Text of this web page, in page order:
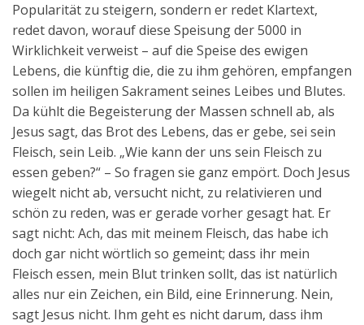
Popularität zu steigern, sondern er redet Klartext,
redet davon, worauf diese Speisung der 5000 in
Wirklichkeit verweist – auf die Speise des ewigen
Lebens, die künftig die, die zu ihm gehören, empfangen
sollen im heiligen Sakrament seines Leibes und Blutes.
Da kühlt die Begeisterung der Massen schnell ab, als
Jesus sagt, das Brot des Lebens, das er gebe, sei sein
Fleisch, sein Leib. „Wie kann der uns sein Fleisch zu
essen geben?“ – So fragen sie ganz empört. Doch Jesus
wiegelt nicht ab, versucht nicht, zu relativieren und
schön zu reden, was er gerade vorher gesagt hat. Er
sagt nicht: Ach, das mit meinem Fleisch, das habe ich
doch gar nicht wörtlich so gemeint; dass ihr mein
Fleisch essen, mein Blut trinken sollt, das ist natürlich
alles nur ein Zeichen, ein Bild, eine Erinnerung. Nein,
sagt Jesus nicht. Ihm geht es nicht darum, dass ihm